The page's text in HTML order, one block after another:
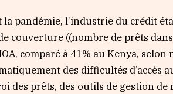
la pandémie, l’industrie du crédit
couverture ((nombre de prêts
comparé à 41% au Kenya,
des difficultés d’accès
des prêts, des outils de gestion